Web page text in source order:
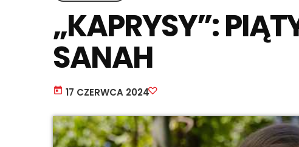
„KAPRYSY”:
SANAH
today 17 CZERWCA 2024